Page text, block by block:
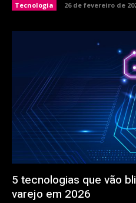
Tecnologia 26 de fevereiro de
5 tecnologias que vão
varejo em 2026